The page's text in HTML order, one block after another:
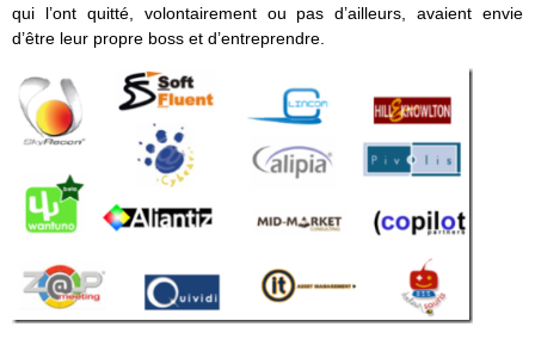
qui l’ont quitté, volontairement ou pas d’ailleurs, avaient envie
d’être leur propre boss et d’entreprendre.